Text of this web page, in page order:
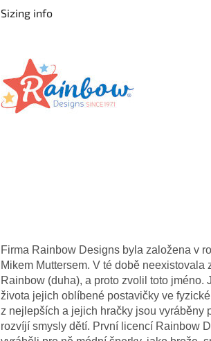
Sizing info
Firma Rainbow Designs byla založena v
Mikem Muttersem. V té době neexistovala
Rainbow (duha), a proto zvolil toto jméno.
života jejich oblíbené postavičky ve
z nejlepších a jejich hračky jsou vyráběny
rozvíjí smysly dětí. První licencí Rainbow